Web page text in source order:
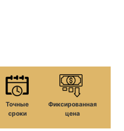
Точные
сроки
Фиксированная
цена